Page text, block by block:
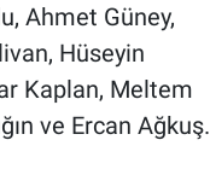
Ahmet Güney,
Hüseyin
Kaplan, Meltem
ve Ercan Ağkuş.